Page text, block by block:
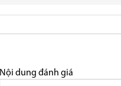
Nội dung đánh giá